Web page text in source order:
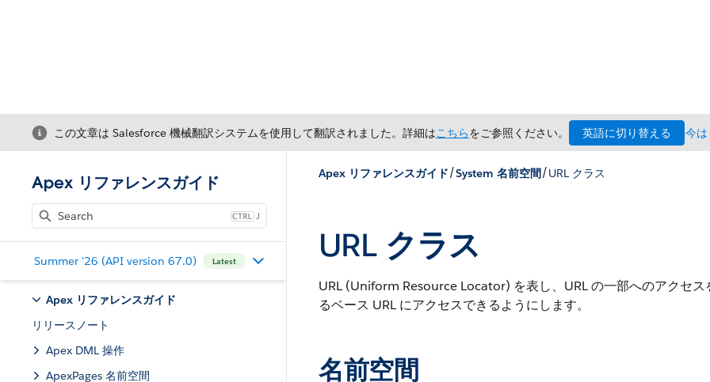
この文章は Salesforce 機械翻訳システムを使用して翻訳されました。詳細はこちらをご参照ください。 英語に切り替える 今は
Apex リファレンスガイド
J
Summer '26 (API version 67.0) Latest
Apex リファレンスガイド
リリースノート
Apex DML 操作
ApexPages 名前空間
Apex リファレンスガイド/System 名前空間/URL クラス
URL クラス
URL (Uniform Resource Locator) を表し、URL の一部へのアクセ
るベース URL にアクセスできるようにします。
名前空間